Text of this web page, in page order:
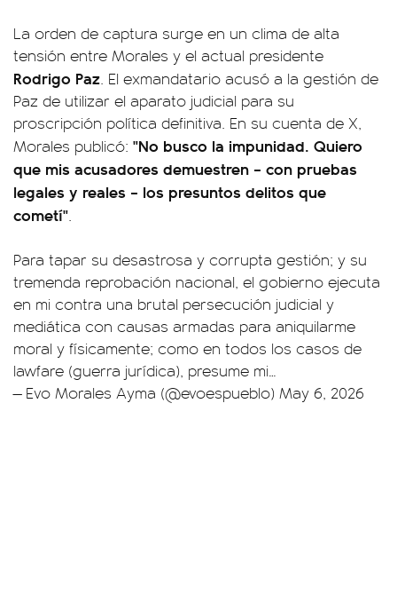
La orden de captura surge en un clima de alta
tensión entre Morales y el actual presidente
Rodrigo Paz. El exmandatario acusó a la gestión de
Paz de utilizar el aparato judicial para su
proscripción política definitiva. En su cuenta de X,
Morales publicó: "No busco la impunidad. Quiero
que mis acusadores demuestren – con pruebas
legales y reales – los presuntos delitos que
cometí".
Para tapar su desastrosa y corrupta gestión; y su
tremenda reprobación nacional, el gobierno ejecuta
en mi contra una brutal persecución judicial y
mediática con causas armadas para aniquilarme
moral y físicamente; como en todos los casos de
lawfare (guerra jurídica), presume mi…
— Evo Morales Ayma (@evoespueblo) May 6, 2026